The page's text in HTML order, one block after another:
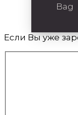
Bag
Если Вы уже